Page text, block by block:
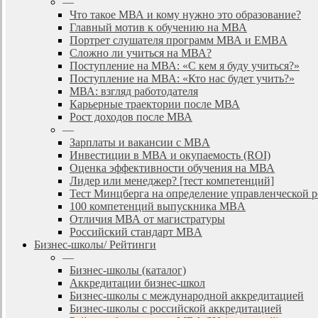
Что такое МВА и кому нужно это образование?
Главный мотив к обучению на МВА
Портрет слушателя программ МВА и EMBA
Сложно ли учиться на МВА?
Поступление на МВА: «С кем я буду учиться?»
Поступление на МВА: «Кто нас будет учить?»
МВА: взгляд работодателя
Карьерные траектории после МВА
Рост доходов после МВА
—
Зарплаты и вакансии с MBA
Инвестиции в МВА и окупаемость (ROI)
Оценка эффективности обучения на МВА
Лидер или менеджер? [тест компетенций]
Тест Минцберга на определение управленческой
100 компетенций выпускника MBA
Отличия МВА от магистратуры
Российский стандарт MBA
Бизнес-школы/ Рейтинги
—
Бизнес-школы (каталог)
Аккредитации бизнес-школ
Бизнес-школы с международной аккредитацией
Бизнес-школы с российской аккредитацией